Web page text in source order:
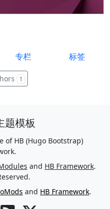
专栏 标签
1
题模板
of HB (Hugo Bootstrap)
and HB Framework.
and HB Framework.